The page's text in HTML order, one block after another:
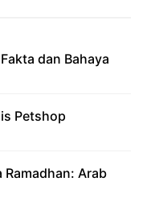
dan Bahaya
Petshop
Ramadhan: Arab